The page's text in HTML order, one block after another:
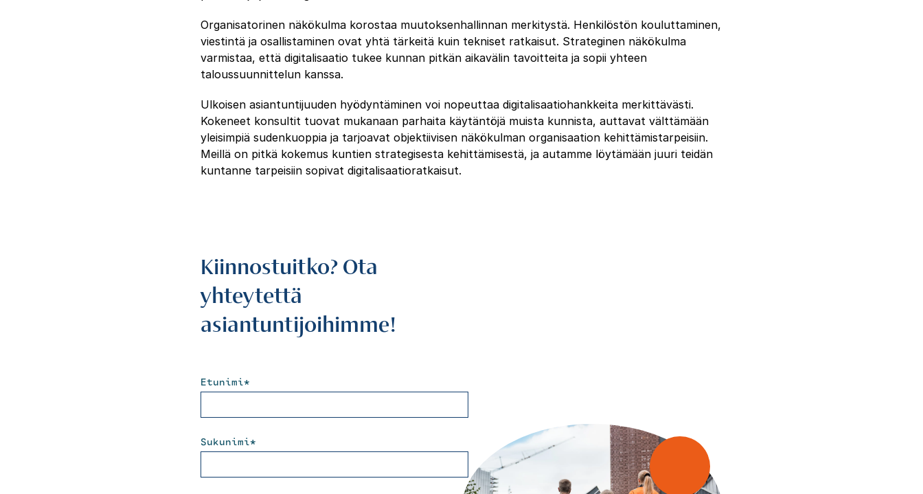
Organisatorinen näkökulma korostaa muutoksenhallinnan merkitystä. Henkilöstön kouluttaminen,
viestintä ja osallistaminen ovat yhtä tärkeitä kuin tekniset ratkaisut. Strateginen näkökulma
varmistaa, että digitalisaatio tukee kunnan pitkän aikavälin tavoitteita ja sopii yhteen
taloussuunnittelun kanssa.
Ulkoisen asiantuntijuuden hyödyntäminen voi nopeuttaa digitalisaatiohankkeita merkittävästi.
Kokeneet konsultit tuovat mukanaan parhaita käytäntöjä muista kunnista, auttavat välttämään
yleisimpiä sudenkuoppia ja tarjoavat objektiivisen näkökulman organisaation kehittämistarpeisiin.
Meillä on pitkä kokemus kuntien strategisesta kehittämisestä, ja autamme löytämään juuri teidän
kuntanne tarpeisiin sopivat digitalisaatioratkaisut.
Kiinnostuitko? Ota
yhteytettä
asiantuntijoihimme!
Etunimi*
Sukunimi*